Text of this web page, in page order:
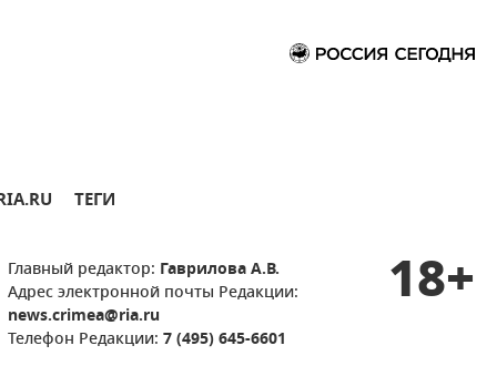
ТЕГИ
Главный редактор: Гаврилова А.В.
Адрес электронной почты Редакции:
news.crimea@ria.ru
Телефон Редакции: 7 (495) 645-6601
18+